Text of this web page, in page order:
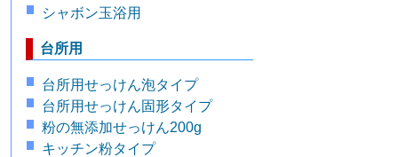
シャボン玉浴用
台所用
台所用せっけん泡タイプ
台所用せっけん固形タイプ
粉の無添加せっけん200g
キッチン粉タイプ